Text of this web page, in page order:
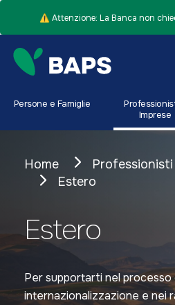
⚠️ Attenzione: La Banca non
Persone e Famiglie
Imprese
Home
Estero
Estero
Per supportarti nel processo
internazionalizzazione e nei